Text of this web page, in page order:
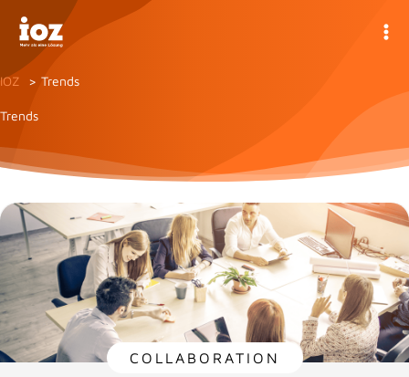
Inhalt
springen
IOZ Trends
Trends
COLLABORATION